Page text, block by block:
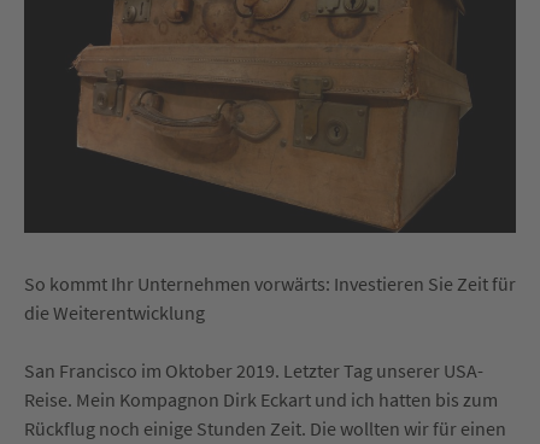
So kommt Ihr Unternehmen vorwärts: Investieren Sie Zeit für
die Weiterentwicklung
San Francisco im Oktober 2019. Letzter Tag unserer USA-
Reise. Mein Kompagnon Dirk Eckart und ich hatten bis zum
Rückflug noch einige Stunden Zeit. Die wollten wir für einen